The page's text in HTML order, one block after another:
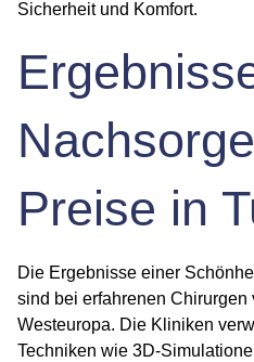
Sicherheit und Komfort.
Preise in
Die Ergebnisse einer
sind bei erfahrenen
Westeuropa. Die Kliniken
Techniken wie 3D-